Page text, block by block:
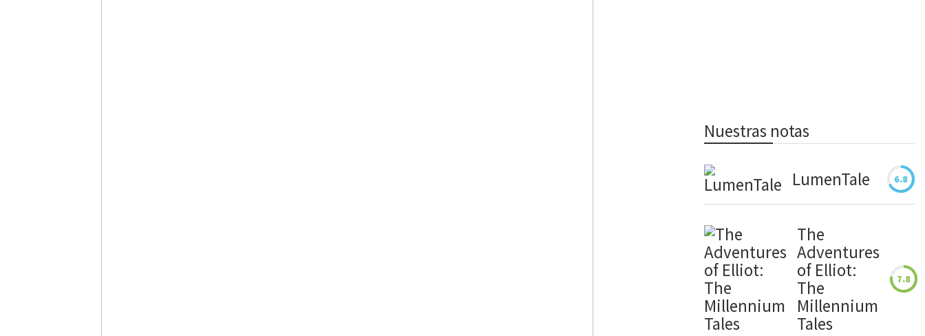
Nuestras notas
LumenTale 6.8
The
Adventures
of Elliot:
The
Millennium
Tales
7.8